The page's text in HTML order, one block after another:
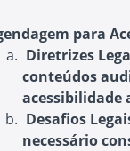
para
Diretrizes
conteúdos
acessibilidade
Desafios
necessário